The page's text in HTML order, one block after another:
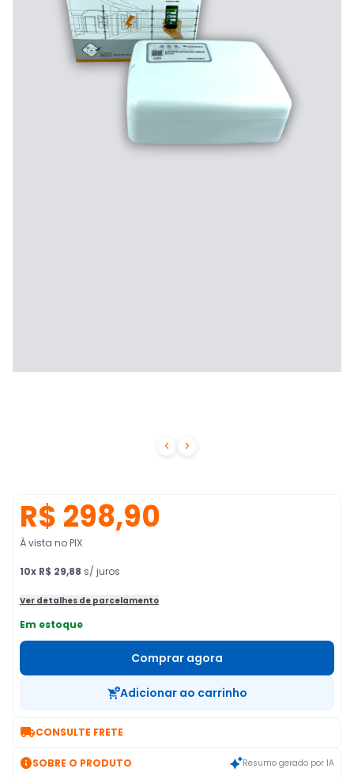
 
R$ 298,90
À vista no PIX
10x R$ 29,88 s/ juros
Ver detalhes de parcelamento
Em estoque
Comprar agora
Adicionar ao carrinho
CONSULTE FRETE
SOBRE O PRODUTO Resumo gerado por IA